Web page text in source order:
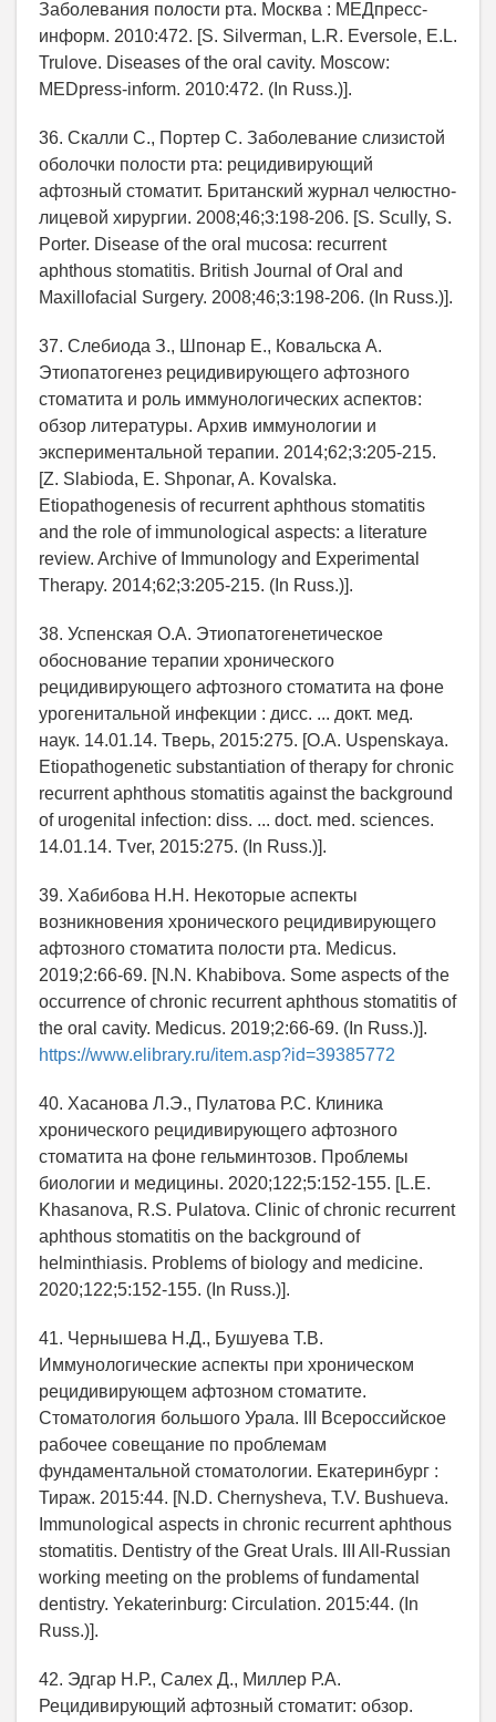
Заболевания полости рта. Москва : МЕДпресс-
информ. 2010:472. [S. Silverman, L.R. Eversole, E.L.
Trulove. Diseases of the oral cavity. Moscow:
MEDpress-inform. 2010:472. (In Russ.)].
36. Скалли С., Портер С. Заболевание слизистой
оболочки полости рта: рецидивирующий
афтозный стоматит. Британский журнал челюстно-
лицевой хирургии. 2008;46;3:198-206. [S. Scully, S.
Porter. Disease of the oral mucosa: recurrent
aphthous stomatitis. British Journal of Oral and
Maxillofacial Surgery. 2008;46;3:198-206. (In Russ.)].
37. Слебиода З., Шпонар Е., Ковальска А.
Этиопатогенез рецидивирующего афтозного
стоматита и роль иммунологических аспектов:
обзор литературы. Архив иммунологии и
экспериментальной терапии. 2014;62;3:205-215.
[Z. Slabioda, E. Shponar, A. Kovalska.
Etiopathogenesis of recurrent aphthous stomatitis
and the role of immunological aspects: a literature
review. Archive of Immunology and Experimental
Therapy. 2014;62;3:205-215. (In Russ.)].
38. Успенская О.А. Этиопатогенетическое
обоснование терапии хронического
рецидивирующего афтозного стоматита на фоне
урогенитальной инфекции : дисс. ... докт. мед.
наук. 14.01.14. Тверь, 2015:275. [O.A. Uspenskaya.
Etiopathogenetic substantiation of therapy for chronic
recurrent aphthous stomatitis against the background
of urogenital infection: diss. ... doct. med. sciences.
14.01.14. Tver, 2015:275. (In Russ.)].
39. Хабибова Н.Н. Некоторые аспекты
возникновения хронического рецидивирующего
афтозного стоматита полости рта. Medicus.
2019;2:66-69. [N.N. Khabibova. Some aspects of the
occurrence of chronic recurrent aphthous stomatitis of
the oral cavity. Medicus. 2019;2:66-69. (In Russ.)].
https://www.elibrary.ru/item.asp?id=39385772
40. Хасанова Л.Э., Пулатова Р.С. Клиника
хронического рецидивирующего афтозного
стоматита на фоне гельминтозов. Проблемы
биологии и медицины. 2020;122;5:152-155. [L.E.
Khasanova, R.S. Pulatova. Clinic of chronic recurrent
aphthous stomatitis on the background of
helminthiasis. Problems of biology and medicine.
2020;122;5:152-155. (In Russ.)].
41. Чернышева Н.Д., Бушуева Т.В.
Иммунологические аспекты при хроническом
рецидивирующем афтозном стоматите.
Стоматология большого Урала. III Всероссийское
рабочее совещание по проблемам
фундаментальной стоматологии. Екатеринбург :
Тираж. 2015:44. [N.D. Chernysheva, T.V. Bushueva.
Immunological aspects in chronic recurrent aphthous
stomatitis. Dentistry of the Great Urals. III All-Russian
working meeting on the problems of fundamental
dentistry. Yekaterinburg: Circulation. 2015:44. (In
Russ.)].
42. Эдгар Н.Р., Салех Д., Миллер Р.А.
Рецидивирующий афтозный стоматит: обзор.